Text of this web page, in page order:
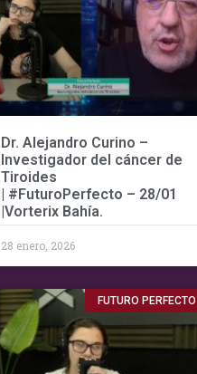
Dr. Alejandro Curino –
Investigador del cáncer de
Tiroides
| #FuturoPerfecto – 28/01
|Vorterix Bahía.
28 enero, 2026
FUTURO PERFECTO